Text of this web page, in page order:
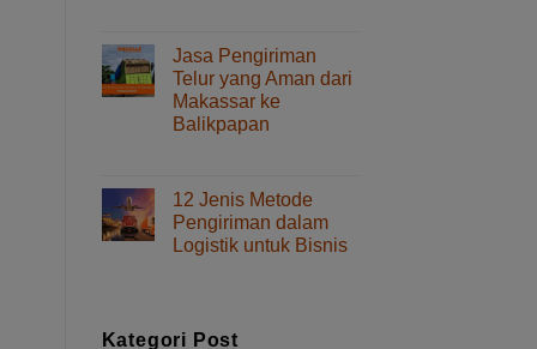
Spare
Part
Delay
Jasa Pengiriman
Telur yang Aman dari
Makassar ke
Balikpapan
yang
Aman
12 Jenis Metode
Pengiriman dalam
Logistik untuk Bisnis
Kategori Post